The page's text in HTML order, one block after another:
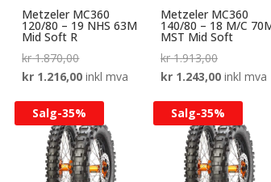
Metzeler MC360
120/80 – 19 NHS 63M
Mid Soft R
kr1.870,00Opprinnelig
pris
kr 1.870,00.
kr 1.216,00Nåværende
er:
kr 1.216,00.
inkl mva
Metzeler MC360
140/80 – 18 M/C
MST Mid Soft
kr1.913,00Opprinnelig
pris
kr 1.913,00.
kr 1.243,00
er:
kr
inkl mva
Salg-35% Salg-35%